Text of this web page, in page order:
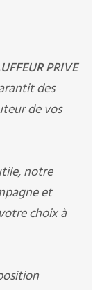
PRIVE
des
de vos
notre
et
choix à